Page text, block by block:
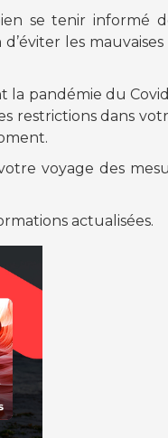
se tenir informé
les
pandémie du
restrictions dans
voyage des
actualisées.